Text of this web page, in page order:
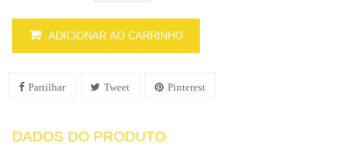
ADICIONAR AO CARRINHO
Partilhar Tweet Pinterest
DADOS DO PRODUTO